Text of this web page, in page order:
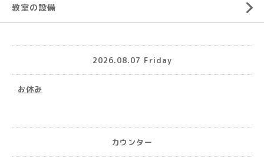
教室の設備
2026.08.07 Friday
お休み
カウンター